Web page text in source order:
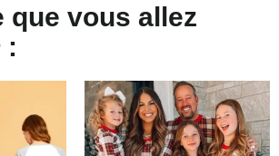
que vous allez
: